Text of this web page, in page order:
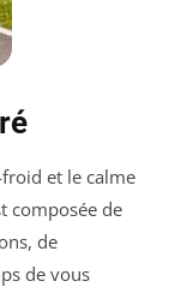
froid et le calme
composée de
de
de vous